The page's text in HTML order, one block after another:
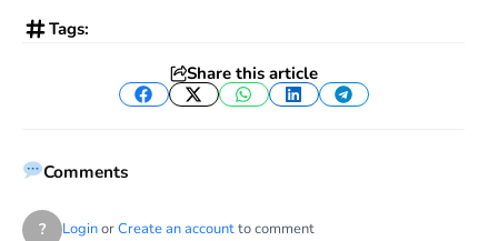
Tags:
Share this article
Facebook
TwitterWhatsApp
LinkedInTelegram
Comments
? LoginorCreate an accountto comment